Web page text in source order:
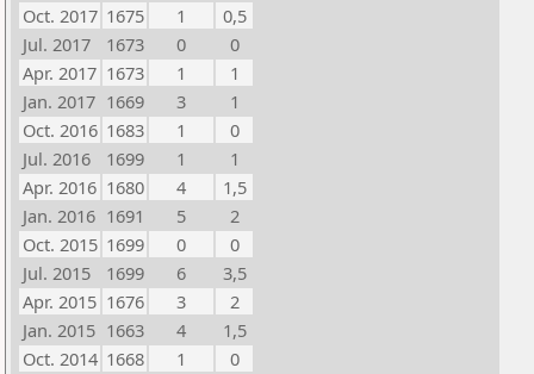
Oct. 2017 1675 1
0,5
Jul. 2017
1673 0
0
Apr. 2017 1673 1
1
Jan. 2017 1669 3
1
Oct. 2016 1683 1
0
Jul. 2016
1699 1
1
Apr. 2016 1680 4
1,5
Jan. 2016 1691 5
2
Oct. 2015 1699 0
0
Jul. 2015
1699 6
3,5
Apr. 2015 1676 3
2
Jan. 2015 1663 4
1,5
Oct. 2014 1668 1
0